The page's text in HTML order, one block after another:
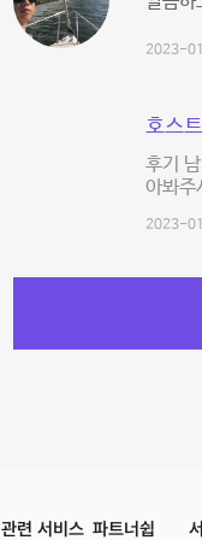
2023-
호스
후기
아봐주
2023-
관련 서비스 파트너쉽